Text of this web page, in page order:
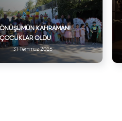
KAHRAMANI
ÇOCUKLAR OLDU
31 Temmuz 2026